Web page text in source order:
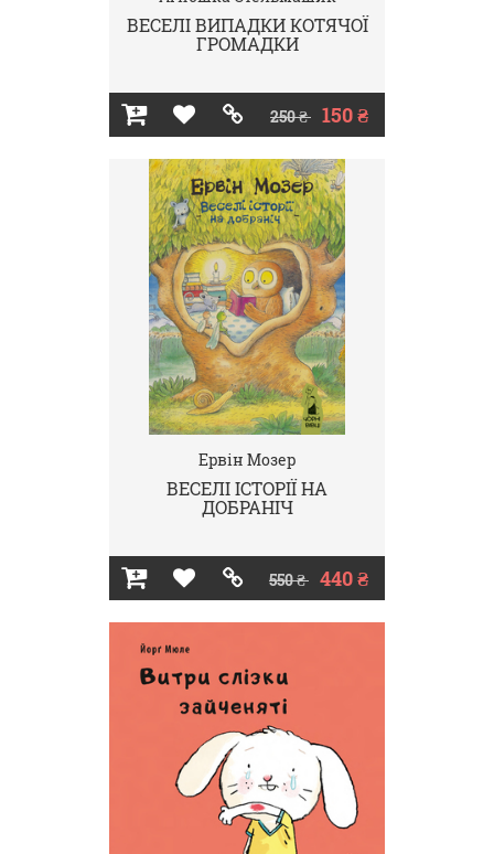
ВЕСЕЛІ ВИПАДКИ КОТЯЧОЇ
ГРОМАДКИ
250 ₴ 150 ₴
Ервін Мозер
ВЕСЕЛІ ІСТОРІЇ НА
ДОБРАНІЧ
550 ₴ 440 ₴